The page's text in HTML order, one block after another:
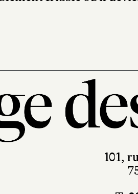
des nombreuses
la peur, de la violence
friable où il